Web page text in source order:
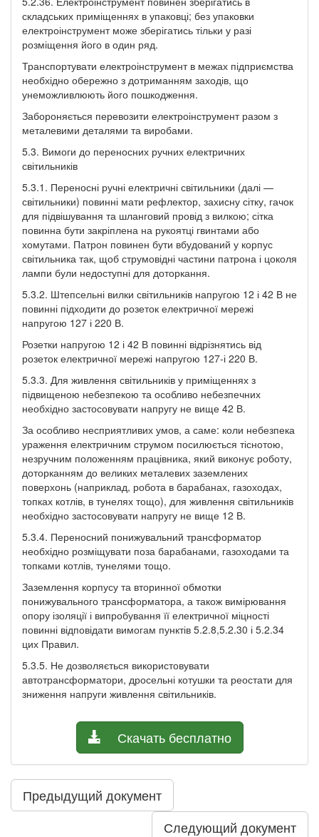
складських приміщеннях в упаковці; без упаковки
електроінструмент може зберігатись тільки у разі
розміщення його в один ряд.
Транспортувати електроінструмент в межах підприємства
необхідно обережно з дотриманням заходів, що
унеможливлюють його пошкодження.
Забороняється перевозити електроінструмент разом з
металевими деталями та виробами.
5.3. Вимоги до переносних ручних електричних
світильників
5.3.1. Переносні ручні електричні світильники (далі —
світильники) повинні мати рефлектор, захисну сітку, гачок
для підвішування та шланговий провід з вилкою; сітка
повинна бути закріплена на рукоятці гвинтами або
хомутами. Патрон повинен бути вбудований у корпус
світильника так, щоб струмовідні частини патрона і цоколя
лампи були недоступні для доторкання.
5.3.2. Штепсельні вилки світильників напругою 12 і 42 В не
повинні підходити до розеток електричної мережі
напругою 127 і 220 В.
Розетки напругою 12 і 42 В повинні відрізнятись від
розеток електричної мережі напругою 127-і 220 В.
5.3.3. Для живлення світильників у приміщеннях з
підвищеною небезпекою та особливо небезпечних
необхідно застосовувати напругу не вище 42 В.
За особливо несприятливих умов, а саме: коли небезпека
ураження електричним струмом посилюється тіснотою,
незручним положенням працівника, який виконує роботу,
доторканням до великих металевих заземлених
поверхонь (наприклад, робота в барабанах, газоходах,
топках котлів, в тунелях тощо), для живлення світильників
необхідно застосовувати напругу не вище 12 В.
5.3.4. Переносний понижувальний трансформатор
необхідно розміщувати поза барабанами, газоходами та
топками котлів, тунелями тощо.
Заземлення корпусу та вторинної обмотки
понижувального трансформатора, а також вимірювання
опору ізоляції і випробування її електричної міцності
повинні відповідати вимогам пунктів 5.2.8,5.2.30 і 5.2.34
цих Правил.
5.3.5. Не дозволяється використовувати
автотрансформатори, дросельні котушки та реостати для
зниження напруги живлення світильників.
Скачать бесплатно
Предыдущий документ
Следующий документ